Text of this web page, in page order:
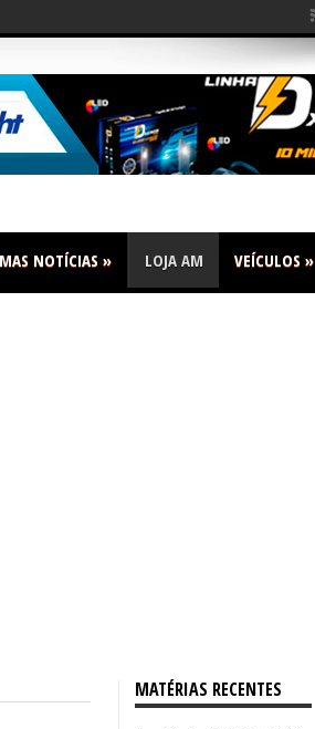
NOTÍCIAS » LOJA AM VEÍCULOS »
MATÉRIAS RECENTES